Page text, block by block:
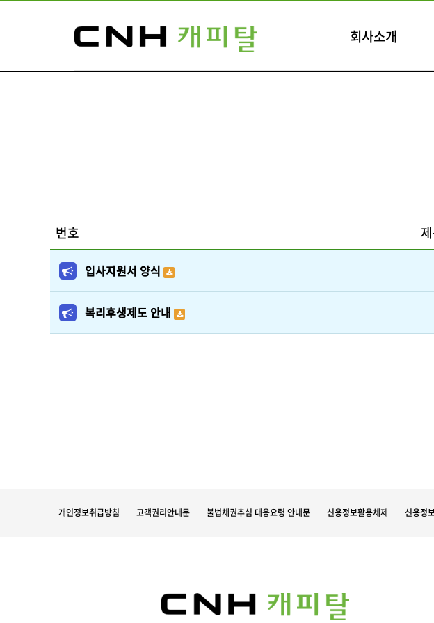
회사소개
번호
입사지원서 양식
복리후생제도 안내
개인정보취급방침 고객권리안내문 불법채권추심 대응요령 안내문 신용정보활용체제 신용정